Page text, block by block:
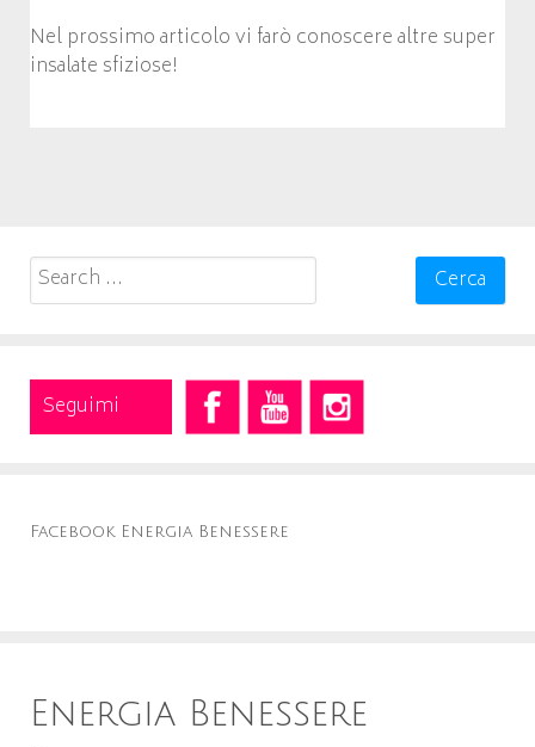
Nel prossimo articolo vi farò conoscere altre super
insalate sfiziose!
Search
for:
Seguimi
Facebook Energia Benessere
Energia Benessere